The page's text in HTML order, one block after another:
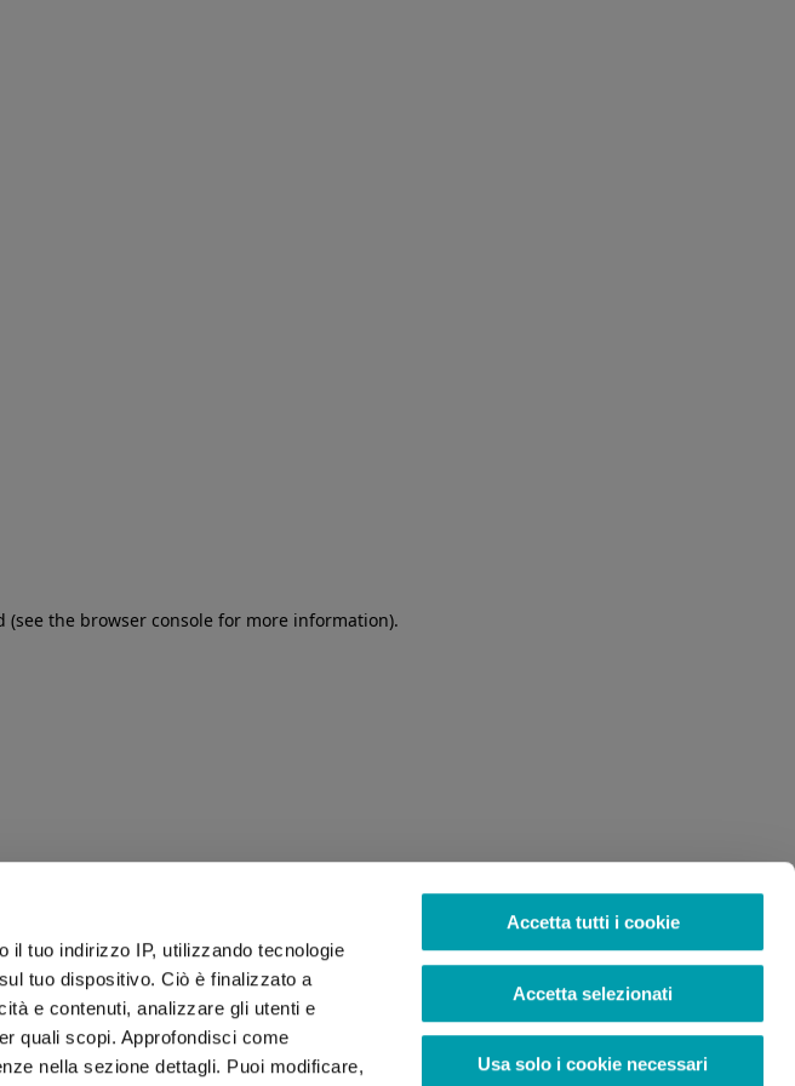
il tuo indirizzo IP, utilizzando tecnologie
tuo dispositivo. Ciò è finalizzato a
e contenuti, analizzare gli utenti e
quali scopi. Approfondisci come
nella sezione dettagli. Puoi modificare,
Accetta tutti i cookie
Accetta selezionati
Usa solo i cookie necessari
the browser console for more information).